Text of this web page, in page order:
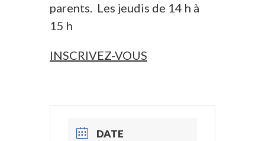
parents. Les jeudis de 14 h à
15 h
INSCRIVEZ-VOUS
DATE